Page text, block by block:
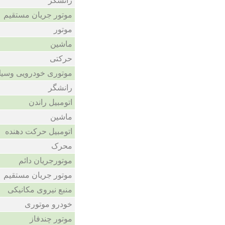
موتور جریان مستقیم
موتور
ماشین
حرکتی
موتوری خودرویی
رانشگر
اتومبیل راندن
ماشین
اتومبیل حرکت دهنده
محرک
موتورجریان دائم
موتور جریان مستقیم
منبع نیروی مکانیکی
خودرو موتوری
موتور چندفاز